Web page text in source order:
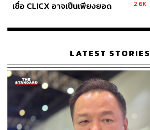
เชื่อ CLICX อาจเป็นเพียงยอด
เรือนไทยที่ถูกซุกไว้
2.6K
LATEST STORIES